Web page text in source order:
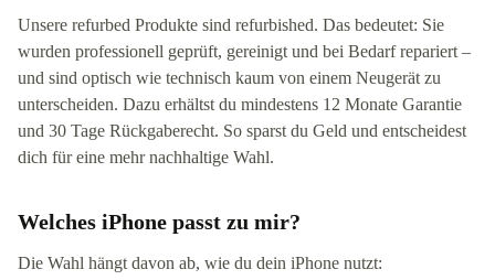
Unsere refurbed Produkte sind refurbished. Das bedeutet: Sie
wurden professionell geprüft, gereinigt und bei Bedarf repariert –
und sind optisch wie technisch kaum von einem Neugerät zu
unterscheiden. Dazu erhältst du mindestens 12 Monate Garantie
und 30 Tage Rückgaberecht. So sparst du Geld und entscheidest
dich für eine mehr nachhaltige Wahl.
Welches iPhone passt zu mir?
Die Wahl hängt davon ab, wie du dein iPhone nutzt: